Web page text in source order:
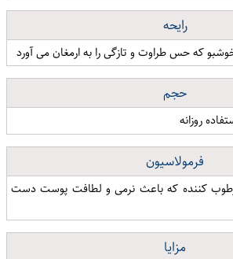
رایحه
که حس طراوت و تازگی را به ارمغان می آورد
حجم
فرمولاسیون
کننده که باعث نرمی و لطافت پوست دست
مزایا